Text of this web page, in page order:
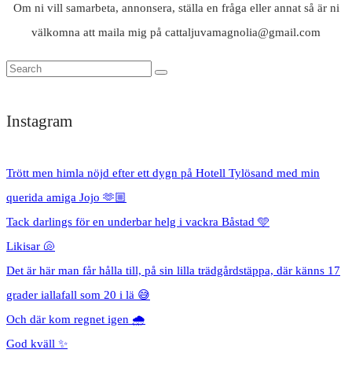
Om ni vill samarbeta, annonsera, ställa en fråga eller annat så är ni
välkomna att maila mig på cattaljuvamagnolia@gmail.com
Instagram
Trött men himla nöjd efter ett dygn på Hotell Tylösand med min
querida amiga Jojo 🫶🏼
Tack darlings för en underbar helg i vackra Båstad 🩵
Likisar 🐚
Det är här man får hålla till, på sin lilla trädgårdstäppa, där känns 17
grader iallafall som 20 i lä 😅
Och där kom regnet igen 🌧️
God kväll ✨